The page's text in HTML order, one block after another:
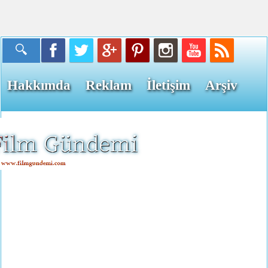
Hakkımda Reklam İletişim Arşiv